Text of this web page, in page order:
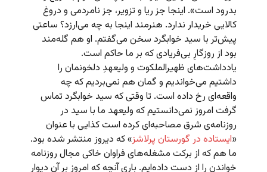
بدرود است». اینجا جز ریا و تزویر، جز نامردمی و دروغ
کالایی خریدار ندارد. هنرمند اینجا به چه می‌ارزد؟ ساعتی
پیش‌تر با سید خوابگرد سخن می‌گفتم. او هم گله‌مند
بود از روزگارِ بی‌فریادی که بر ما حاکم است.
یادداشت‌های ظهیرالملکوت و ولیعهدِ دلخونمان را
داشتیم می‌خواندیم و گمان هم نمی‌بردیم که چه
واقعه‌ای رخ داده است. تا وقتی که سید خوابگرد تماس
گرفت امروز نمی‌دانستیم که ولیعهد ما با سید در
روزنامه‌ی شرق مصاحبه‌ای کرده است کذایی با عنوان
«ایستاده در گورستان پرلاشز» که دیروز منتشر شده بود.
ما هم که از برکت مشغله‌های فراوان خاکی مجال روزنامه
خواندن را از دست داده‌ایم. باری آنچه که امروز بر آن دیوار